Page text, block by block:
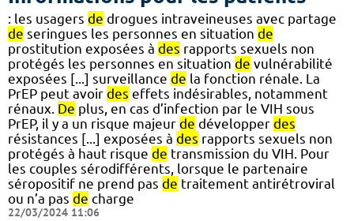
: les usagers de drogues intraveineuses avec partage
de seringues les personnes en situation de
prostitution exposées à des rapports sexuels non
protégés les personnes en situation de vulnérabilité
exposées [...] surveillance de la fonction rénale. La
PrEP peut avoir des effets indésirables, notamment
rénaux. De plus, en cas d’infection par le VIH sous
PrEP, il y a un risque majeur de développer des
résistances [...] exposées à des rapports sexuels non
protégés à haut risque de transmission du VIH. Pour
les couples sérodifférents, lorsque le partenaire
séropositif ne prend pas de traitement antirétroviral
ou n’a pas de charge
22/03/2024 11:06